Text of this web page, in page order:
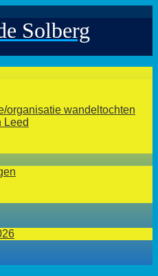
Solberg
organisatie wandeltochten
Leed